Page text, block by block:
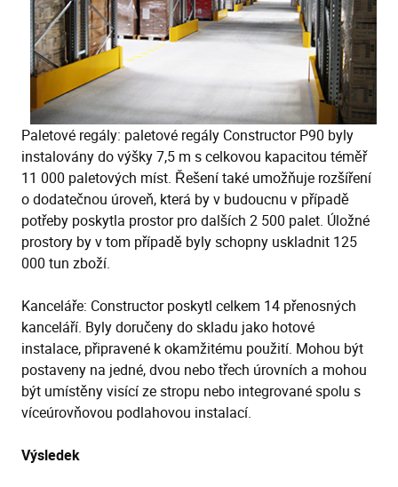
Paletové regály: paletové regály Constructor P90 byly
instalovány do výšky 7,5 m s celkovou kapacitou téměř
11 000 paletových míst. Řešení také umožňuje rozšíření
o dodatečnou úroveň, která by v budoucnu v případě
potřeby poskytla prostor pro dalších 2 500 palet. Úložné
prostory by v tom případě byly schopny uskladnit 125
000 tun zboží.
Kanceláře: Constructor poskytl celkem 14 přenosných
kanceláří. Byly doručeny do skladu jako hotové
instalace, připravené k okamžitému použití. Mohou být
postaveny na jedné, dvou nebo třech úrovních a mohou
být umístěny visící ze stropu nebo integrované spolu s
víceúrovňovou podlahovou instalací.
Výsledek